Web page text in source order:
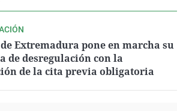
Extremadura pone en marcha su
de desregulación con la
de la cita previa obligatoria